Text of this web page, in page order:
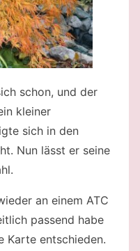
schon, und der
kleiner
sich in den
Nun lässt er seine
an einem ATC
passend habe
Karte entschieden.